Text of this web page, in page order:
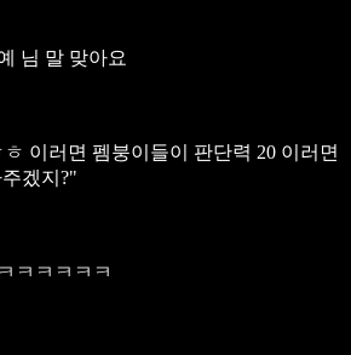
님 말 맞아요
ㅎ 이러면 펨붕이들이 판단력 20 이러면
겠지?"
ㅋㅋㅋㅋㅋ